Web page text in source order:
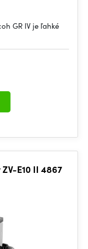
GR IV je ľahké
E10 II 4867